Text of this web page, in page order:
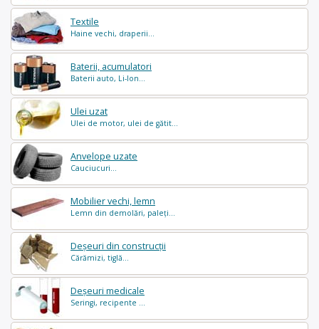
Textile
Haine vechi, draperii...
Baterii, acumulatori
Baterii auto, Li-Ion...
Ulei uzat
Ulei de motor, ulei de gătit...
Anvelope uzate
Cauciucuri...
Mobilier vechi, lemn
Lemn din demolări, paleți...
Deșeuri din construcții
Cărămizi, tiglă...
Deșeuri medicale
Seringi, recipente ...